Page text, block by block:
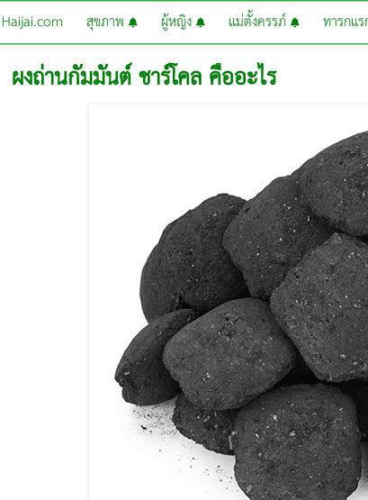
Haijai.com สุขภาพ ผู้หญิง แม่ตั้งครรภ์ ทารกแร
ผงถ่านกัมมันต์ ชาร์โคล คืออะไร